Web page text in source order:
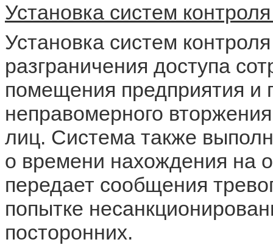
Установка систем
Установка систем
разграничения доступа
помещения предприятия и
неправомерного
лиц. Система также
о времени нахождения на
передает сообщения
попытке
посторонних.